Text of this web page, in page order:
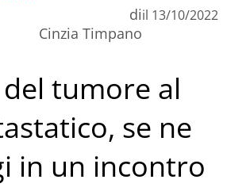
di
Cinzia Timpano
il 13/10/2022
tumore al
se ne
in un incontro